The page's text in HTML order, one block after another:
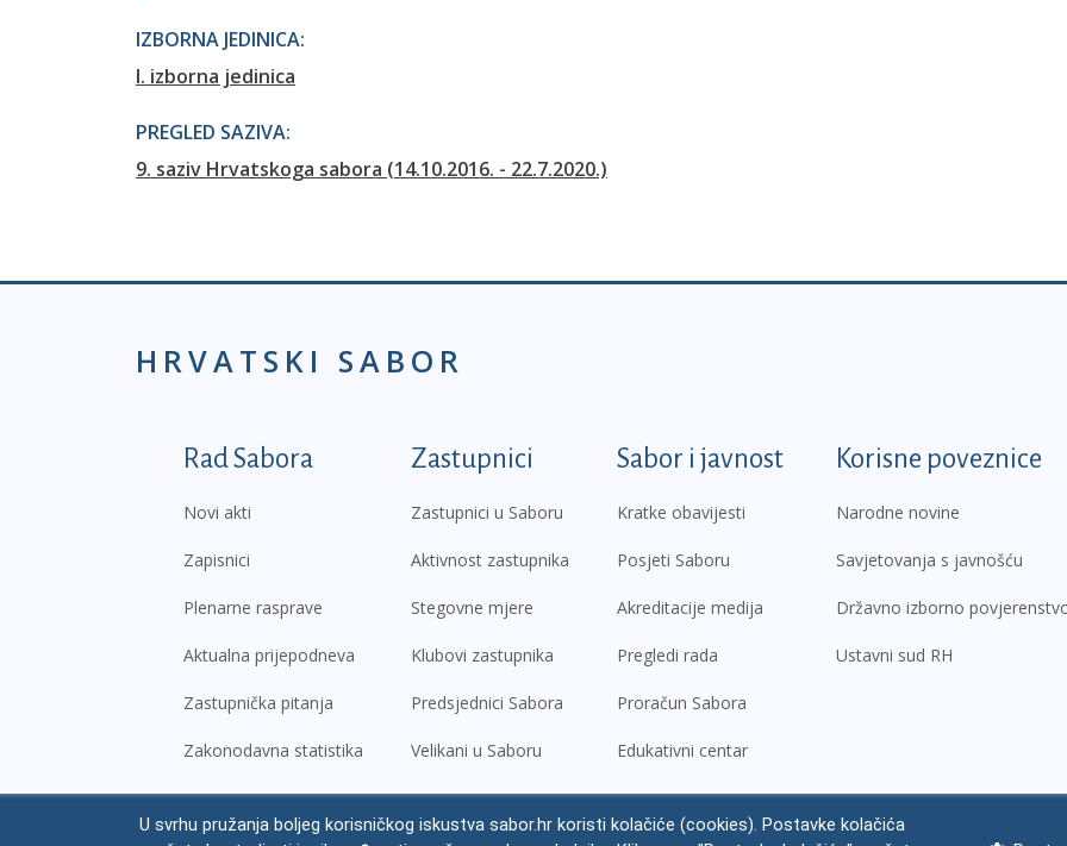
IZBORNA JEDINICA:
I. izborna jedinica
PREGLED SAZIVA:
9. saziv Hrvatskoga sabora (14.10.2016. - 22.7.2020.)
HRVATSKI SABOR
Podnožje prvi izbornik
Rad Sabora
Novi akti
Zapisnici
Plenarne rasprave
Aktualna prijepodneva
Zastupnička pitanja
Zakonodavna statistika
Zastupnici
Zastupnici u Saboru
Aktivnost zastupnika
Stegovne mjere
Klubovi zastupnika
Predsjednici Sabora
Velikani u Saboru
Sabor i javnost
Kratke obavijesti
Posjeti Saboru
Akreditacije medija
Pregledi rada
Proračun Sabora
Edukativni centar
Korisne poveznice
Narodne novine
Savjetovanja s javnošću
Državno izborno
Ustavni sud RH
U svrhu pružanja boljeg korisničkog iskustva sabor.hr koristi kolačiće (cookies). Postavke kolačića